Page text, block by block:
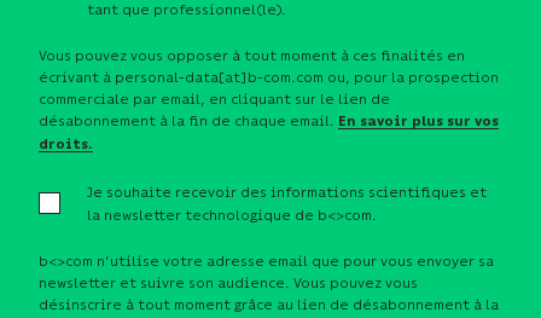
tant que professionnel(le).
Vous pouvez vous opposer à tout moment à ces finalités en
écrivant à personal-data[at]b-com.com ou, pour la prospection
commerciale par email, en cliquant sur le lien de
désabonnement à la fin de chaque email.
En savoir plus sur vos
droits.
Je souhaite recevoir des informations scientifiques et
la newsletter technologique de b<>com.
b<>com n’utilise votre adresse email que pour vous envoyer sa
newsletter et suivre son audience. Vous pouvez vous
désinscrire à tout moment grâce au lien de désabonnement à la